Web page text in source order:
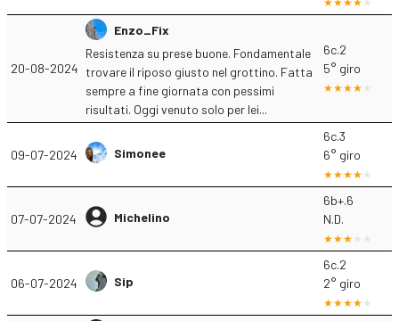
20-08-2024
Enzo_Fix
Resistenza su prese buone. Fondamentale
trovare il riposo giusto nel grottino. Fatta
sempre a fine giornata con pessimi
risultati. Oggi venuto solo per lei...
6c.2
5° giro
09-07-2024 Simonee
6c.3
6° giro
07-07-2024 Michelino
6b+.6
N.D.
06-07-2024 Sip
6c.2
2° giro